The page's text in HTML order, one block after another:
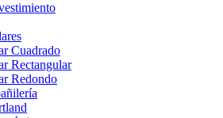
Cuadrado
Rectangular
Redondo